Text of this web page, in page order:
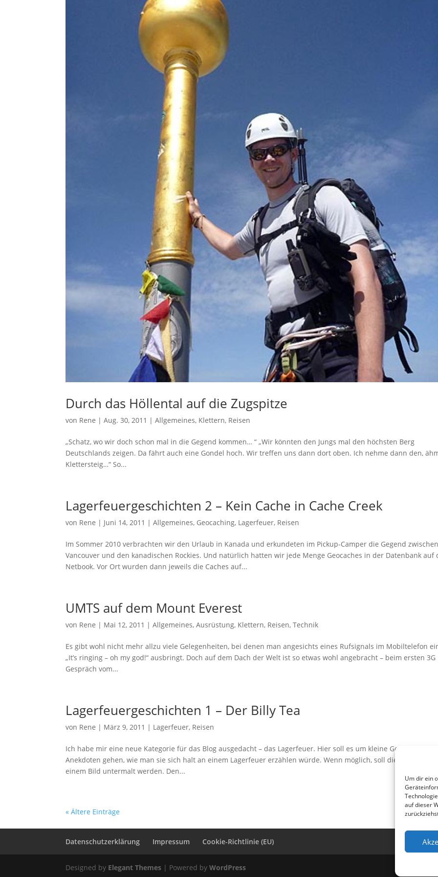
Um dir ein
auf dieser
Durch das Höllental auf die Zugspitze
von Rene |Aug. 30, 2011 |Allgemeines, Klettern, Reisen
„Schatz, wo wir doch schon mal in die Gegend kommen… “ „Wir könnten den Jungs mal den höchsten Berg
Deutschlands zeigen. Da fährt auch eine Gondel hoch. Wir treffen uns dann dort oben. Ich nehme dann den,
Klettersteig…“ So...
Lagerfeuergeschichten 2 – Kein Cache in Cache Creek
von Rene | Juni 14, 2011 |Allgemeines, Geocaching, Lagerfeuer, Reisen
Im Sommer 2010 verbrachten wir den Urlaub in Kanada und erkundeten im Pickup-Camper die Gegend zwischen
Vancouver und den kanadischen Rockies. Und natürlich hatten wir jede Menge Geocaches in der Datenbank auf
Netbook. Vor Ort wurden dann jeweils die Caches auf...
UMTS auf dem Mount Everest
von Rene | Mai 12, 2011 |Allgemeines,Ausrüstung, Klettern, Reisen,Technik
Es gibt wohl nicht mehr allzu viele Gelegenheiten, bei denen man angesichts eines Rufsignals im Mobiltelefon
„It’s ringing – oh my god!“ ausbringt. Doch auf dem Dach der Welt ist so etwas wohl angebracht – beim ersten 3G
Gespräch vom...
Lagerfeuergeschichten 1 – Der Billy Tea
von Rene | März 9, 2011 | Lagerfeuer, Reisen
Ich habe mir eine neue Kategorie für das Blog ausgedacht – das Lagerfeuer. Hier soll es um kleine Geschichten
Anekdoten gehen, wie man sie sich halt an einem Lagerfeuer erzählen würde. Wenn möglich, soll die Geschichte
einem Bild untermalt werden. Den...
« Ältere Einträge
Datenschutzerklärung Impressum Cookie-Richtlinie (EU)
Designed by Elegant Themes | Powered byWordPress